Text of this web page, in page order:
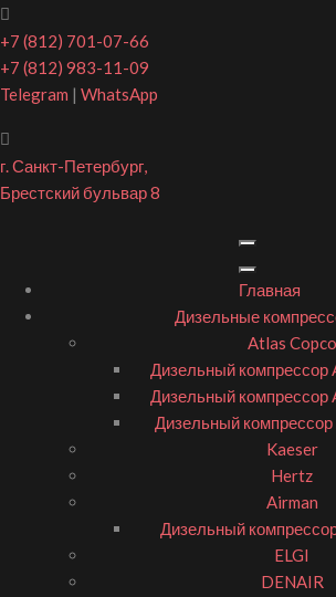
+7 (812) 701-07-66
+7 (812) 983-11-09
Telegram | WhatsApp
г. Санкт-Петербург,
Брестский бульвар 8
Главная
Дизельные
Atlas Copco
Дизельный компрессор
Дизельный компрессор
Дизельный
Kaeser
Hertz
Airman
Дизельный
ELGI
DENAIR